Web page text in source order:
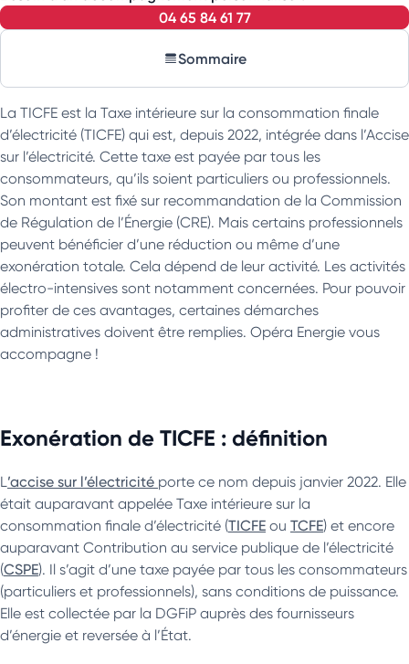
04 65 84 61 77
Sommaire
La TICFE est la Taxe intérieure sur la consommation finale
d’électricité (TICFE) qui est, depuis 2022, intégrée dans l’Accise
sur l’électricité. Cette taxe est payée par tous les
consommateurs, qu’ils soient particuliers ou professionnels.
Son montant est fixé sur recommandation de la Commission
de Régulation de l’Énergie (CRE). Mais certains professionnels
peuvent bénéficier d’une réduction ou même d’une
exonération totale. Cela dépend de leur activité. Les activités
électro-intensives sont notamment concernées. Pour pouvoir
profiter de ces avantages, certaines démarches
administratives doivent être remplies. Opéra Energie vous
accompagne !
Exonération de TICFE : définition
L ’accise sur l’électricité porte ce nom depuis janvier 2022. Elle
était auparavant appelée Taxe intérieure sur la
consommation finale d’électricité (TICFE ou TCFE) et encore
auparavant Contribution au service publique de l’électricité
(CSPE). Il s’agit d’une taxe payée par tous les consommateurs
(particuliers et professionnels), sans conditions de puissance.
Elle est collectée par la DGFiP auprès des fournisseurs
d’énergie et reversée à l’État.